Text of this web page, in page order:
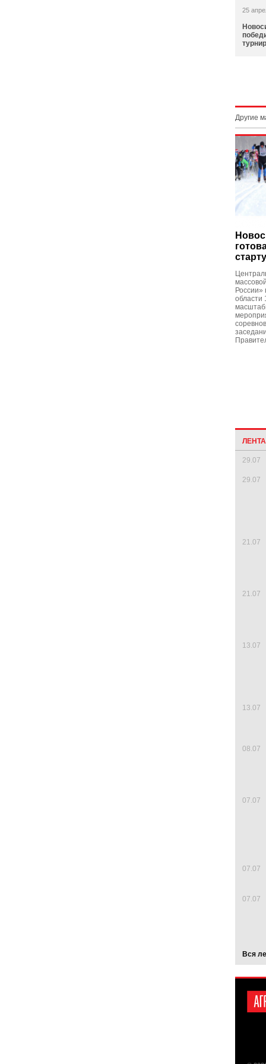
25
Другие
России»
области
29.07
29.07
21.07
21.07
13.07
13.07
08.07
07.07
07.07
07.07
Вся